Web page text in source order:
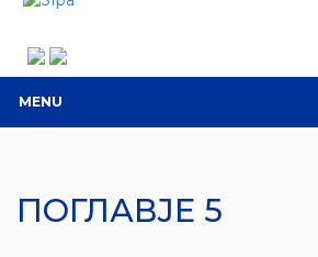
MENU
ПОГЛАВЈЕ 5